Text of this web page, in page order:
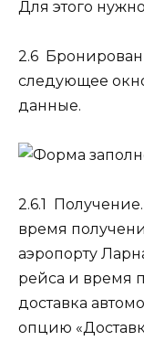
Для этого
2.6
следующее
данные.
2.6.1 Получение.
время
аэропорту
рейса и время
доставка
опцию